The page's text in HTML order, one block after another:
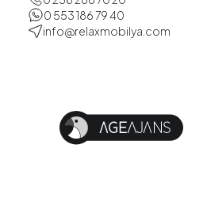
0 553 186 79 40
info@relaxmobilya.com